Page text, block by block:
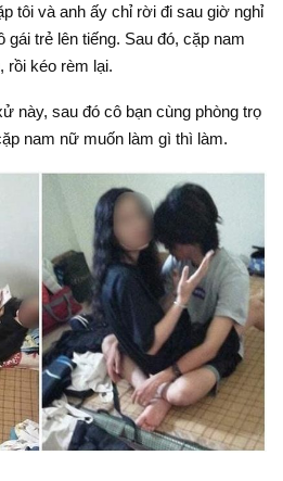
tôi và anh ấy chỉ rời đi sau giờ nghỉ
trẻ lên tiếng. Sau đó, cặp nam
rồi kéo rèm lại.
này, sau đó cô bạn cùng phòng trọ
nam nữ muốn làm gì thì làm.